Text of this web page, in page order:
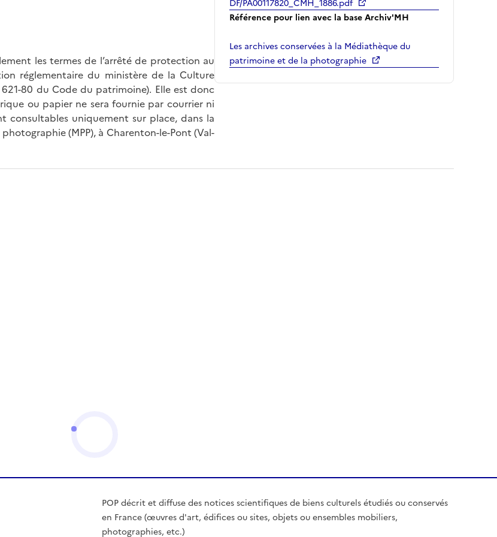
les termes de l’arrêté de protection au
réglementaire du ministère de la Culture
80 du Code du patrimoine). Elle est donc
ou papier ne sera fournie par courrier ni
consultables uniquement sur place, dans la
(MPP), à Charenton-le-Pont (Val-
DF/PA00117820_CMH_1886.pdf
Référence pour lien avec la base Archiv'MH
Les archives conservées à la Médiathèque du
patrimoine et de la photographie
POP décrit et diffuse des notices scientifiques de biens culturels étudiés ou conservés
en France (œuvres d'art, édifices ou sites, objets ou ensembles mobiliers,
photographies, etc.)